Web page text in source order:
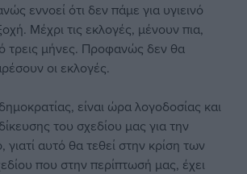
εννοεί ότι δεν πάμε για υγιεινό
Μέχρι τις εκλογές, μένουν πια,
τρεις μήνες. Προφανώς δεν θα
οι εκλογές.
είναι ώρα λογοδοσίας και
του σχεδίου μας για την
αυτό θα τεθεί στην κρίση των
που στην περίπτωσή μας, έχει